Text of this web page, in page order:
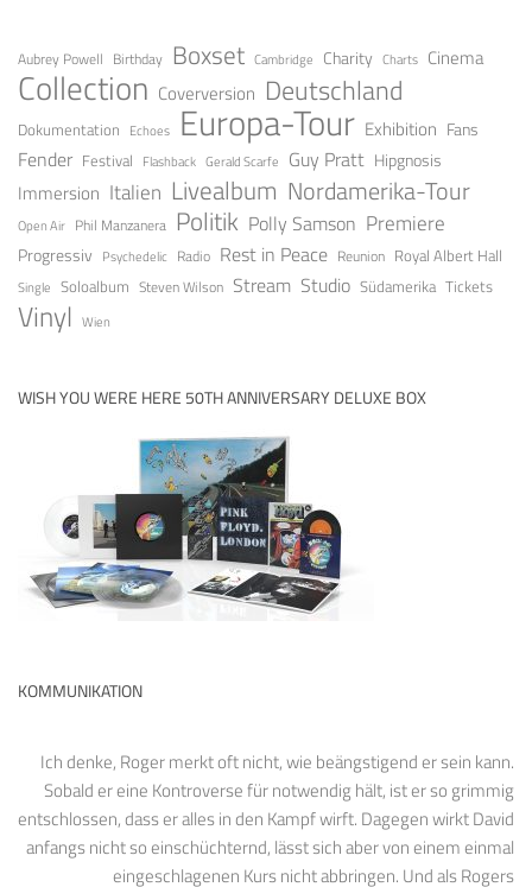
Aubrey Powell Birthday Boxset Cambridge Charity Charts Cinema
Collection Coverversion Deutschland
Dokumentation Echoes Europa-Tour Exhibition Fans
Fender Festival Flashback Gerald Scarfe Guy Pratt Hipgnosis
Immersion Italien Livealbum Nordamerika-Tour
Open Air Phil Manzanera Politik Polly Samson Premiere
Progressiv Psychedelic Radio Rest in Peace Reunion Royal Albert Hall
Single Soloalbum Steven Wilson Stream Studio Südamerika Tickets
Vinyl Wien
WISH YOU WERE HERE 50TH ANNIVERSARY DELUXE BOX
KOMMUNIKATION
Ich denke, Roger merkt oft nicht, wie beängstigend er sein kann.
Sobald er eine Kontroverse für notwendig hält, ist er so grimmig
entschlossen, dass er alles in den Kampf wirft. Dagegen wirkt David
anfangs nicht so einschüchternd, lässt sich aber von einem einmal
eingeschlagenen Kurs nicht abbringen. Und als Rogers